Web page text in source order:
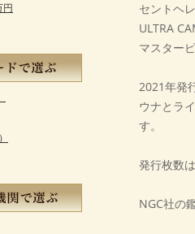
セントヘ
ULTRA
マスター
2021年発
ウナとラ
す。
発行枚数
NGC社の
円